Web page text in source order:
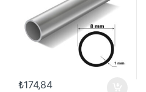
₺174,84